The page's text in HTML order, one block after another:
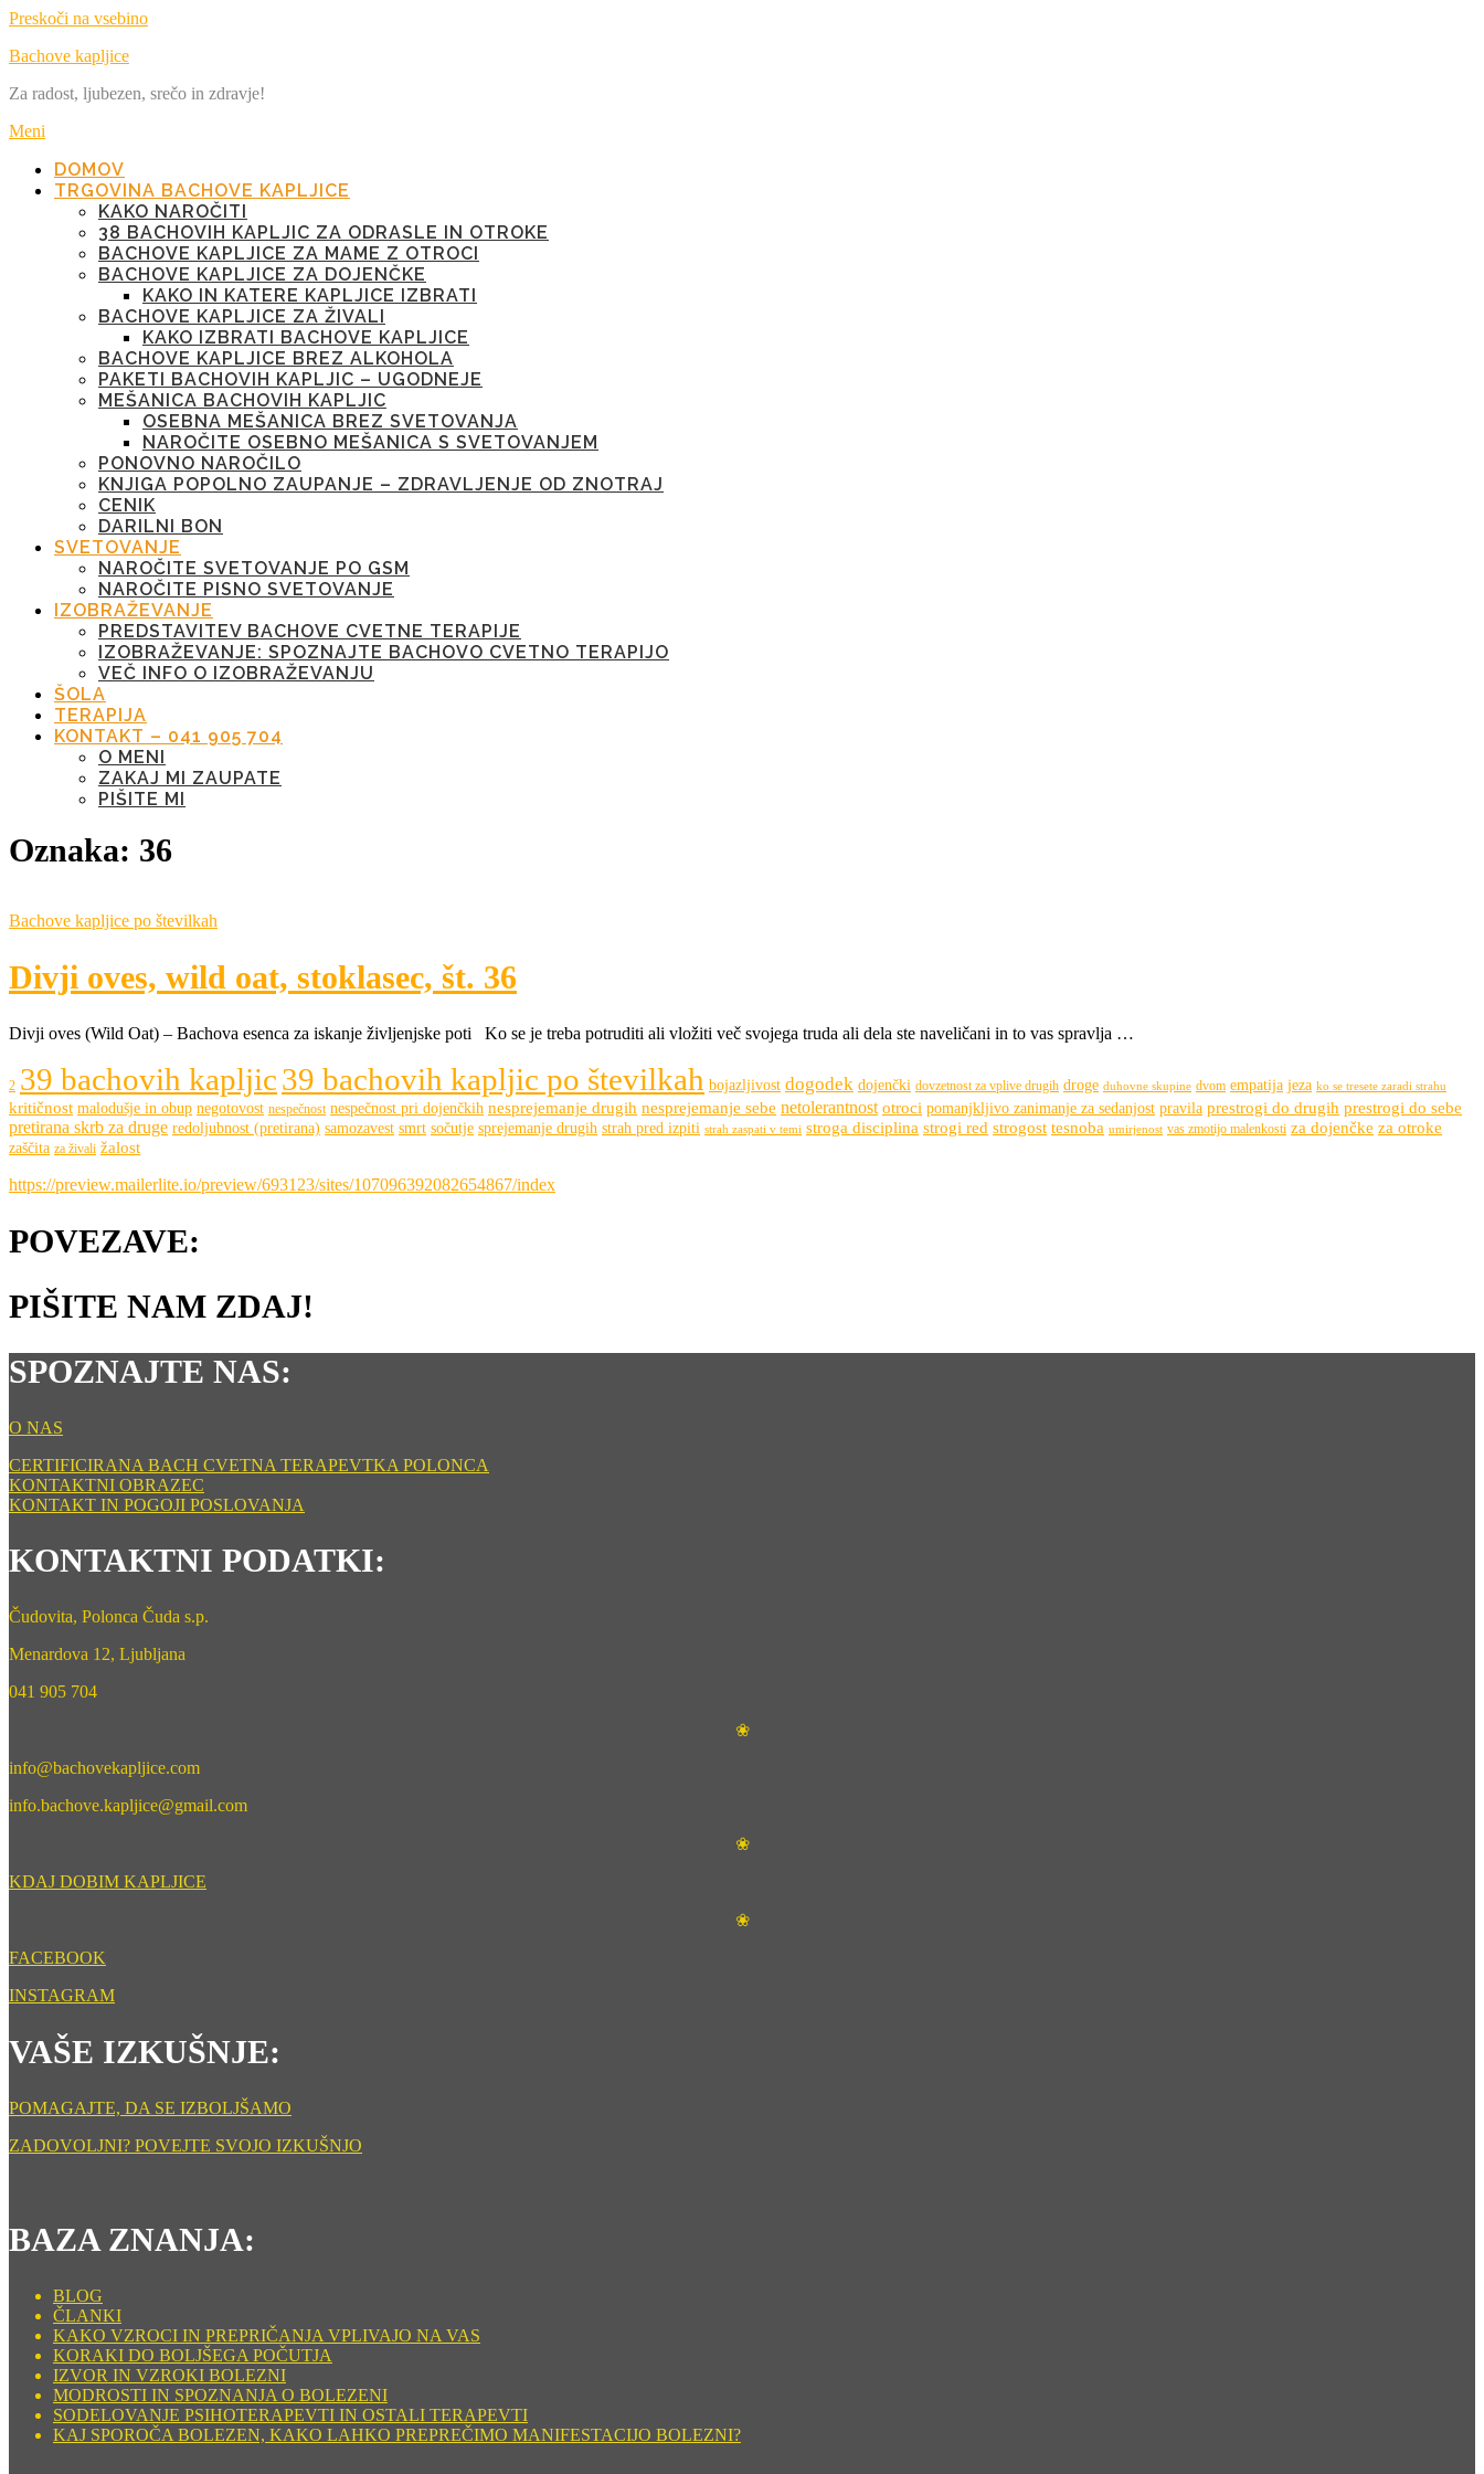
Preskoči na vsebino
Bachove kapljice
Za radost, ljubezen, srečo in zdravje!
Meni
DOMOV
TRGOVINA BACHOVE KAPLJICE
KAKO NAROČITI
38 BACHOVIH KAPLJIC ZA ODRASLE IN OTROKE
BACHOVE KAPLJICE ZA MAME Z OTROCI
BACHOVE KAPLJICE ZA DOJENČKE
KAKO IN KATERE KAPLJICE IZBRATI
BACHOVE KAPLJICE ZA ŽIVALI
KAKO IZBRATI BACHOVE KAPLJICE
BACHOVE KAPLJICE BREZ ALKOHOLA
PAKETI BACHOVIH KAPLJIC – UGODNEJE
MEŠANICA BACHOVIH KAPLJIC
OSEBNA MEŠANICA BREZ SVETOVANJA
NAROČITE OSEBNO MEŠANICA S SVETOVANJEM
PONOVNO NAROČILO
KNJIGA POPOLNO ZAUPANJE – ZDRAVLJENJE OD ZNOTRAJ
CENIK
DARILNI BON
SVETOVANJE
NAROČITE SVETOVANJE PO GSM
NAROČITE PISNO SVETOVANJE
IZOBRAŽEVANJE
PREDSTAVITEV BACHOVE CVETNE TERAPIJE
IZOBRAŽEVANJE: SPOZNAJTE BACHOVO CVETNO TERAPIJO
VEČ INFO O IZOBRAŽEVANJU
ŠOLA
TERAPIJA
KONTAKT – 041 905 704
O MENI
ZAKAJ MI ZAUPATE
PIŠITE MI
Oznaka: 36
Bachove kapljice po številkah
Divji oves, wild oat, stoklasec, št. 36
Divji oves (Wild Oat) – Bachova esenca za iskanje življenjske poti Ko se je treba potruditi ali vložiti več svojega truda ali dela ste naveličani in to vas spravlja …
2 39 bachovih kapljic39 bachovih kapljic po številkah bojazljivost dogodek dojenčki dovzetnost za vplive drugih droge duhovne skupine dvom empatija jeza ko se tresete zaradi strahu
kritičnost malodušje in obup negotovost nespečnost nespečnost pri dojenčkih nesprejemanje drugih nesprejemanje sebe netolerantnost otroci pomanjkljivo zanimanje za sedanjost pravila prestrogi do drugih prestrogi do sebe
pretirana skrb za druge redoljubnost (pretirana) samozavest smrt sočutje sprejemanje drugih strah pred izpiti strah zaspati v temi stroga disciplina strogi red strogost tesnoba umirjenost vas zmotijo malenkosti za dojenčke za otroke
zaščita za živali žalost
https://preview.mailerlite.io/preview/693123/sites/107096392082654867/index
POVEZAVE:
PIŠITE NAM ZDAJ!
SPOZNAJTE NAS:
O NAS
CERTIFICIRANA BACH CVETNA TERAPEVTKA POLONCA
KONTAKTNI OBRAZEC
KONTAKT IN POGOJI POSLOVANJA
KONTAKTNI PODATKI:
Čudovita, Polonca Čuda s.p.
Menardova 12, Ljubljana
041 905 704
❀
info@bachovekapljice.com
info.bachove.kapljice@gmail.com
❀
KDAJ DOBIM KAPLJICE
❀
FACEBOOK
INSTAGRAM
VAŠE IZKUŠNJE:
POMAGAJTE, DA SE IZBOLJŠAMO
ZADOVOLJNI? POVEJTE SVOJO IZKUŠNJO
BAZA ZNANJA:
BLOG
ČLANKI
KAKO VZROCI IN PREPRIČANJA VPLIVAJO NA VAS
KORAKI DO BOLJŠEGA POČUTJA
IZVOR IN VZROKI BOLEZNI
MODROSTI IN SPOZNANJA O BOLEZENI
SODELOVANJE PSIHOTERAPEVTI IN OSTALI TERAPEVTI
KAJ SPOROČA BOLEZEN, KAKO LAHKO PREPREČIMO MANIFESTACIJO BOLEZNI?